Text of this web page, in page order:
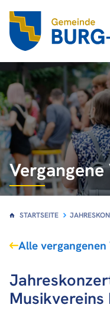
STARTSEITE
Alle
Musikvereins